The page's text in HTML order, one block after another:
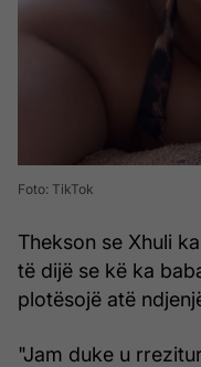
Foto: TikTok
Thekson se Xhuli
të dijë se kë ka
plotësojë atë
"Jam duke u